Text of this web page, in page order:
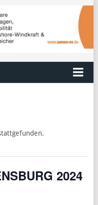
2024